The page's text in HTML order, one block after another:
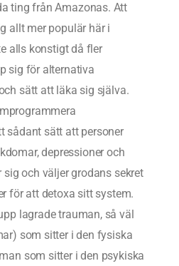
ting från Amazonas. Att
allt mer populär här i
alls konstigt då fler
sig för alternativa
sätt att läka sig själva.
sådant sätt att personer
depressioner och
sig och väljer grodans sekret
för att detoxa sitt system.
lagrade trauman, så väl
som sitter i den fysiska
som sitter i den psykiska